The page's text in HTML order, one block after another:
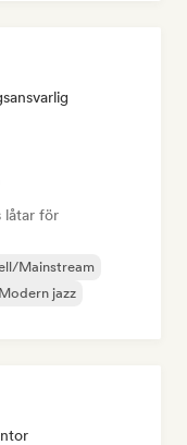
låtar för
Mainstream
Modern jazz